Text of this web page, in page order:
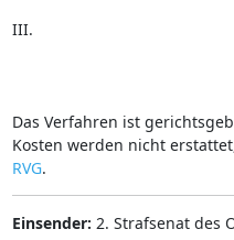
III.
Das Verfahren ist
Kosten werden nicht
RVG.
Einsender: 2. Strafsenat des